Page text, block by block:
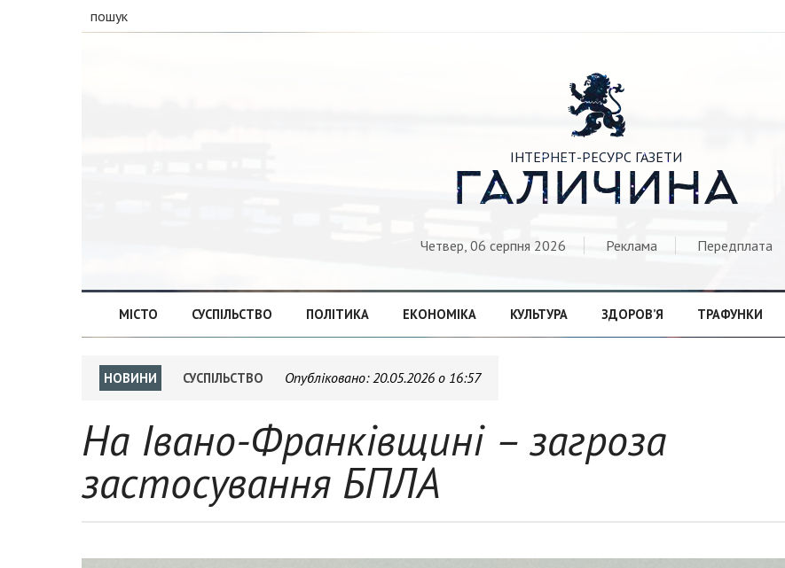
пошук

ІНТЕРНЕТ-РЕСУРС ГАЗЕТИ
ГАЛИЧИНА
Четвер, 06 серпня 2026 Реклама Передплата
МІСТО СУСПІЛЬСТВО ПОЛІТИКА ЕКОНОМІКА КУЛЬТУРА ЗДОРОВ’Я ТРАФУНКИ
НОВИНИ СУСПІЛЬСТВО Опубліковано:20.05.2026 о 16:57
На Івано-Франківщині – загроза
застосування БПЛА